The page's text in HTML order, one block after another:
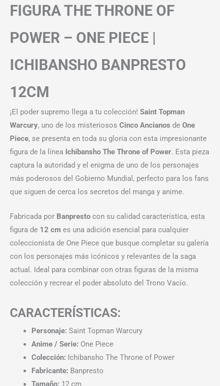
FIGURA THE THRONE OF
POWER – ONE PIECE |
ICHIBANSHO BANPRESTO
12CM
¡El poder supremo llega a tu colección! Saint Topman
Warcury, uno de los misteriosos Cinco Ancianos de One
Piece, se presenta en toda su gloria con esta impresionante
figura de la línea Ichibansho The Throne of Power. Esta pieza
captura la autoridad y el enigma de uno de los personajes
más poderosos del Gobierno Mundial, perfecto para los fans
que siguen de cerca los secretos del manga y anime.
Fabricada por Banpresto con su calidad característica, esta
figura de 12 cm es una adición esencial para cualquier
coleccionista de One Piece que busque completar su galería
con los personajes más icónicos y relevantes de la saga
actual. Ideal para combinar con otras figuras de la misma
colección y recrear el poder absoluto del Trono Vacío.
CARACTERÍSTICAS:
Personaje: Saint Topman Warcury
Anime / Serie: One Piece
Colección: Ichibansho The Throne of Power
Fabricante: Banpresto
Tamaño: 12 cm